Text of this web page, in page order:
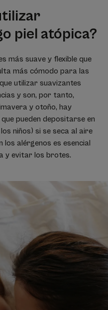
piel atópica?
más suave y flexible que
más cómodo para las
utilizar suavizantes
y son, por tanto,
y otoño, hay
pueden depositarse en
niños) si se seca al aire
alérgenos es esencial
y evitar los brotes.